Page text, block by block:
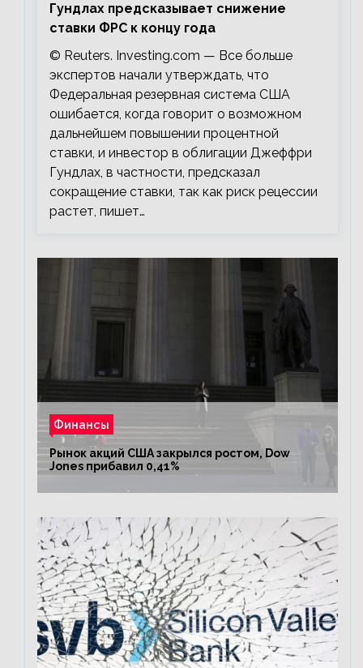
Гундлах предсказывает снижение
ставки ФРС к концу года
© Reuters. Investing.com — Все больше
экспертов начали утверждать, что
Федеральная резервная система США
ошибается, когда говорит о возможном
дальнейшем повышении процентной
ставки, и инвестор в облигации Джеффри
Гундлах, в частности, предсказал
сокращение ставки, так как риск рецессии
растет, пишет…
Финансы
Рынок акций США закрылся ростом, Dow
Jones прибавил 0,41%